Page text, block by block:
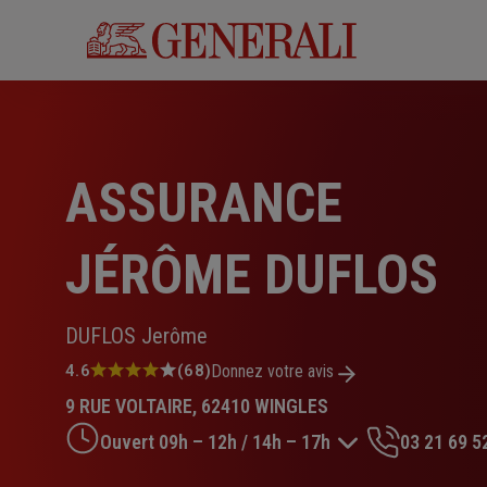
ASSURANCE
JÉRÔME DUFLOS
DUFLOS Jerôme
Note
4.6
sur
5
4.6 (68)Donnez votre avis
9 RUE VOLTAIRE, 62410 WINGLES
Ouvert 09h – 12h / 14h – 17h
03 21 69